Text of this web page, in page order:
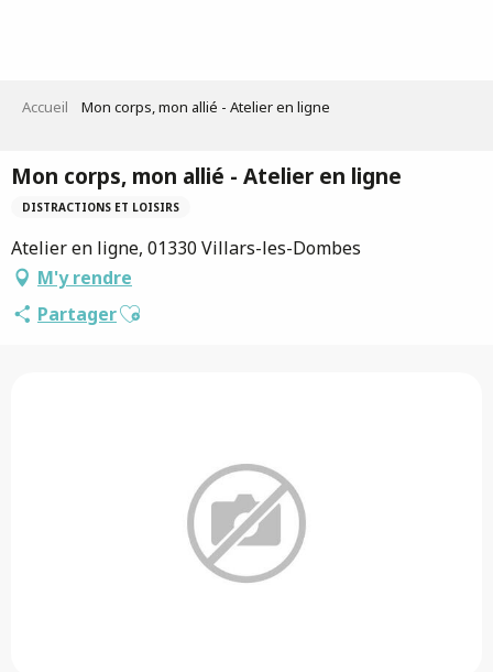
Accueil Mon corps, mon allié - Atelier en ligne
Mon corps, mon allié - Atelier en ligne
DISTRACTIONS ET LOISIRS
Atelier en ligne, 01330 Villars-les-Dombes
M'y rendre
PartagerAjouter aux favoris